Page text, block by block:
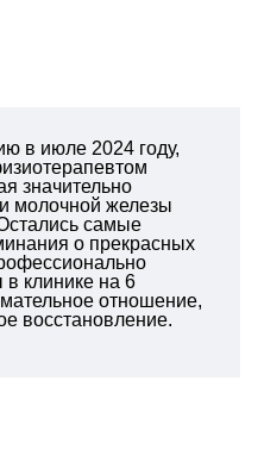
в июле 2024 году,
значительно
молочной железы
самые
о прекрасных
клинике на 6
отношение,
восстановление.